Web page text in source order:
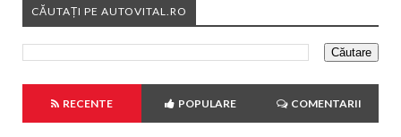
CĂUTAȚI PE AUTOVITAL.RO
RECENTE POPULARE COMENTARII